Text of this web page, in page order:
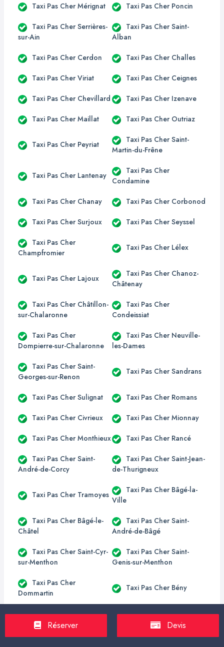
Taxi Pas Cher Mérignat Taxi Pas Cher Poncin
Taxi Pas Cher Serrières-
sur-Ain
Taxi Pas Cher Saint-
Alban
Taxi Pas Cher Cerdon Taxi Pas Cher Challes
Taxi Pas Cher Viriat Taxi Pas Cher Ceignes
Taxi Pas Cher Chevillard Taxi Pas Cher Izenave
Taxi Pas Cher Maillat Taxi Pas Cher Outriaz
Taxi Pas Cher Peyriat
Taxi Pas Cher Saint-
Martin-du-Frêne
Taxi Pas Cher Lantenay
Taxi Pas Cher
Condamine
Taxi Pas Cher Chanay Taxi Pas Cher Corbonod
Taxi Pas Cher Surjoux Taxi Pas Cher Seyssel
Taxi Pas Cher
Champfromier
Taxi Pas Cher Lélex
Taxi Pas Cher Lajoux
Taxi Pas Cher Chanoz-
Châtenay
Taxi Pas Cher Châtillon-
sur-Chalaronne
Taxi Pas Cher
Condeissiat
Taxi Pas Cher
Dompierre-sur-Chalaronne
Taxi Pas Cher Neuville-
les-Dames
Taxi Pas Cher Saint-
Georges-sur-Renon
Taxi Pas Cher Sandrans
Taxi Pas Cher Sulignat Taxi Pas Cher Romans
Taxi Pas Cher Civrieux Taxi Pas Cher Mionnay
Taxi Pas Cher Monthieux Taxi Pas Cher Rancé
Taxi Pas Cher Saint-
André-de-Corcy
Taxi Pas Cher Saint-Jean-
de-Thurigneux
Taxi Pas Cher Tramoyes
Taxi Pas Cher Bâgé-la-
Ville
Taxi Pas Cher Bâgé-le-
Châtel
Taxi Pas Cher Saint-
André-de-Bâgé
Taxi Pas Cher Saint-Cyr-
sur-Menthon
Taxi Pas Cher Saint-
Genis-sur-Menthon
Taxi Pas Cher
Dommartin
Taxi Pas Cher Bény
Taxi Pas Cher
CourmangouxRéserver Devis